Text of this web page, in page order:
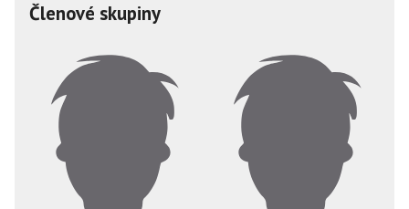
Členové skupiny